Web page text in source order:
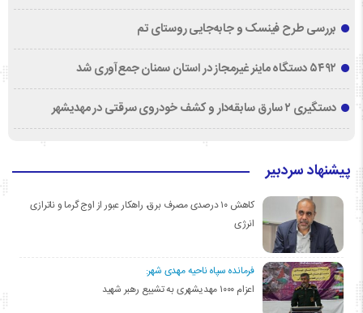
بررسی طرح فینسک و جابه‌جایی روستای تم
۵۴۹۲ دستگاه ماینر غیرمجاز در استان سمنان جمع‌آوری شد
دستگیری ۲ سارق سابقه‌دار و کشف خودروی سرقتی در مهدیشهر
پیشنهاد سردبیر
کاهش ۱۰ درصدی مصرف برق، راهکار عبور از اوج گرما و ناترازی
انرژی
فرمانده سپاه ناحیه مهدی شهر:
اعزام ۱۰۰۰ مهدیشهری به تشییع رهبر شهید